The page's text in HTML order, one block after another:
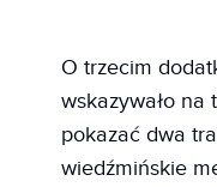
O trzecim
wskazywało na
pokazać dwa
wiedźmińskie